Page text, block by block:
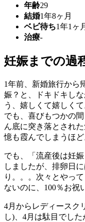
年齢29
結婚1年8ヶ月
ベビ待ち1年1ヶ
治療-
妊娠までの過
1年前、新婚旅行か
娠？と、ドキドキし
う、嬉しくて嬉しく
でも、喜びもつかの
ん底に突き落とされ
憶も霞んでしまうほど
でも、「流産後は妊
しましたが、排卵日
り。。。次々とやっ
ないのに、100％お祝
4月からレディースク
し)、4月は駄目でし